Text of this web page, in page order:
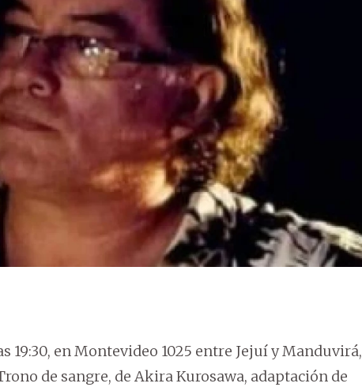
19:30, en Montevideo 1025 entre Jejuí y Manduvirá,
de sangre, de Akira Kurosawa, adaptación de